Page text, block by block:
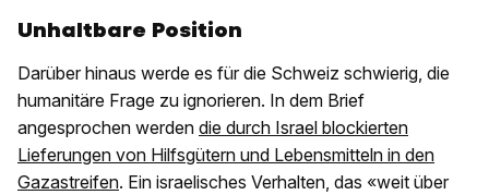
Unhaltbare Position
Darüber hinaus werde es für die Schweiz schwierig, die
humanitäre Frage zu ignorieren. In dem Brief
angesprochen werden die durch Israel blockierten
Lieferungen von Hilfsgütern und Lebensmitteln in den
Gazastreifen. Ein israelisches Verhalten, das «weit über